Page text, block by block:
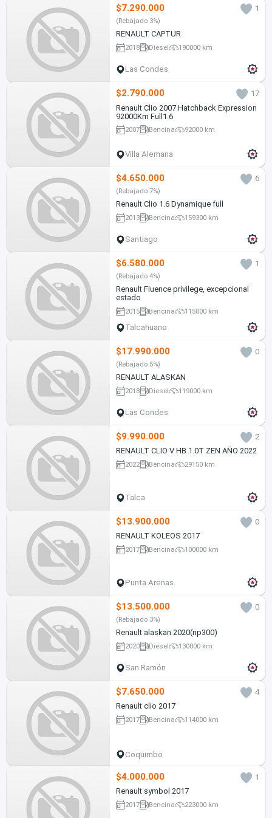
$7.290.000 1
(Rebajado 3%)
RENAULT CAPTUR
2018 Diesel 190000 km
Las Condes
$2.790.000
17
Renault Clio 2007 Hatchback Expression
92000Km Full1.6
2007 Bencina 92000 km
Villa Alemana
$4.650.000 6
(Rebajado 7%)
Renault Clio 1.6 Dynamique full
2013 Bencina 159300 km
Santiago
$6.580.000 1
(Rebajado 4%)
Renault Fluence privilege, excepcional
estado
2015 Bencina 115000 km
Talcahuano
$17.990.000 0
(Rebajado 5%)
RENAULT ALASKAN
2018 Diesel 119000 km
Las Condes
$9.990.000
2
RENAULT CLIO V HB 1.0T ZEN AÑO 2022
2022 Bencina 29150 km
Talca
$13.900.000
0
RENAULT KOLEOS 2017
2017 Bencina 100000 km
Punta Arenas
$13.500.000 0
(Rebajado 3%)
Renault alaskan 2020(np300)
2020 Diesel 130000 km
San Ramón
$7.650.000
4
Renault clio 2017
2017 Bencina 114000 km
Coquimbo
$4.000.000
1
Renault symbol 2017
2017 Bencina 223000 km